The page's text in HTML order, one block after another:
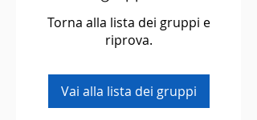
Torna alla lista dei gruppi e
riprova.
Vai alla lista dei gruppi